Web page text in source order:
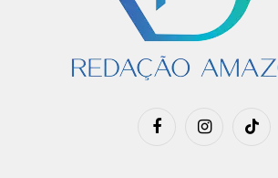
FacebookInstagramTikTok